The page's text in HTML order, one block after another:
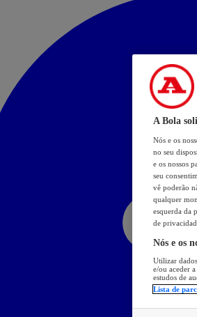
A Bola
Nós e os
no seu
e os nossos
seu
vê poderão
qualquer
esquerda da
de
Nós e os
Utilizar
e/ou aceder
estudos de
Lista de